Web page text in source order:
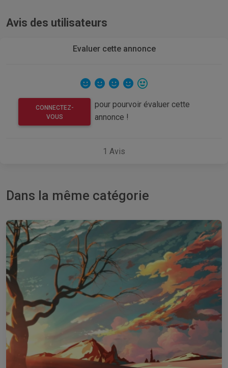
Avis des utilisateurs
Evaluer cette annonce
CONNECTEZ-
VOUS
pour pourvoir évaluer cette
annonce !
1 Avis
Dans la même catégorie